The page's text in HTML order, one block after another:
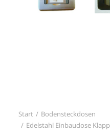
Start
Bodensteckdosen
Edelstahl Einbaudose